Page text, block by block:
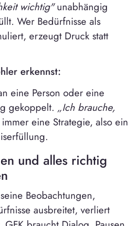
wichtig"unabhängig
Wer Bedürfnisse als
erzeugt Druck statt
erkennst:
eine Person oder eine
gekoppelt. „Ich brauche,
eine Strategie, also ein
und alles richtig
Beobachtungen,
ausbreitet, verliert